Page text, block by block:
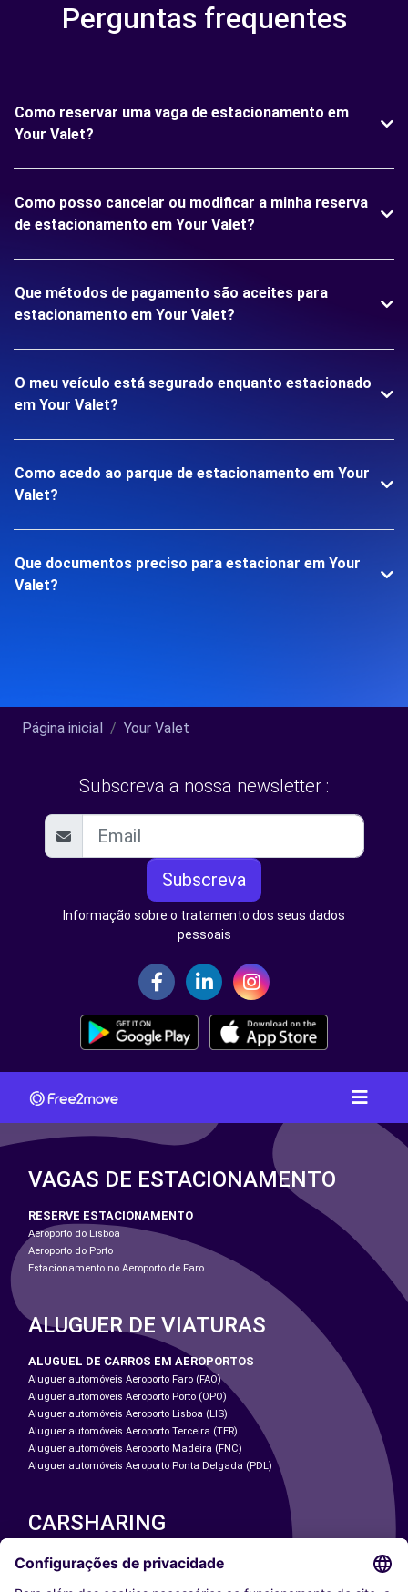
Perguntas frequentes
Como reservar uma vaga de estacionamento em
Your Valet?
Como posso cancelar ou modificar a minha reserva
de estacionamento em Your Valet?
Que métodos de pagamento são aceites para
estacionamento em Your Valet?
O meu veículo está segurado enquanto estacionado
em Your Valet?
Como acedo ao parque de estacionamento em Your
Valet?
Que documentos preciso para estacionar em Your
Valet?
Página inicial Your Valet
Subscreva a nossa newsletter :
Subscreva
Informação sobre o tratamento dos seus dados
pessoais
VAGAS DE ESTACIONAMENTO
RESERVE ESTACIONAMENTO
Aeroporto do Lisboa
Aeroporto do Porto
Estacionamento no Aeroporto de Faro
ALUGUER DE VIATURAS
ALUGUEL DE CARROS EM AEROPORTOS
Aluguer automóveis Aeroporto Faro (FAO)
Aluguer automóveis Aeroporto Porto (OPO)
Aluguer automóveis Aeroporto Lisboa (LIS)
Aluguer automóveis Aeroporto Terceira (TER)
Aluguer automóveis Aeroporto Madeira (FNC)
Aluguer automóveis Aeroporto Ponta Delgada (PDL)
CARSHARING
NOSSAS CIDADES